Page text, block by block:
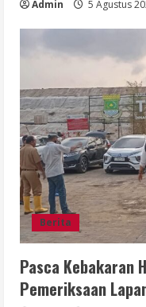
Admin 5 Agustus
Berita
Pasca Kebakaran
Pemeriksaan